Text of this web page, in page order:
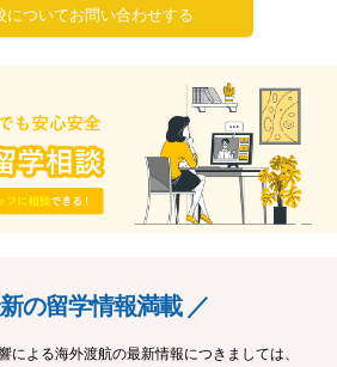
についてお問い合わせする
の留学情報満載 ／
による海外渡航の最新情報につきましては、